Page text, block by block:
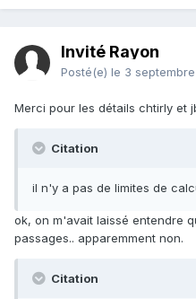
Invité Rayon
Posté(e) le 3
Merci pour les détails chtirly et
Citation
il n'y a pas de limites de
ok, on m'avait laissé entendre
passages.. apparemment non.
Citation